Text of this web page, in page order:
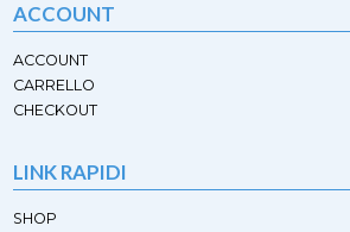
ACCOUNT
ACCOUNT
CARRELLO
CHECKOUT
LINK RAPIDI
SHOP